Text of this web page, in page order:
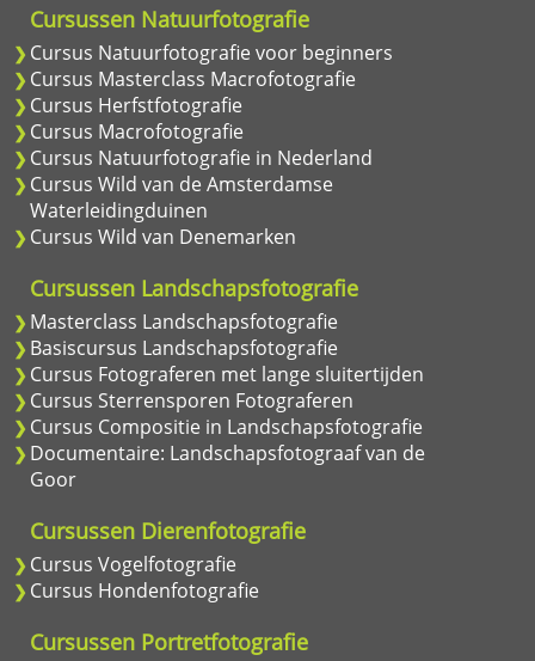
Cursussen Natuurfotografie
Cursus Natuurfotografie voor beginners
Cursus Masterclass Macrofotografie
Cursus Herfstfotografie
Cursus Macrofotografie
Cursus Natuurfotografie in Nederland
Cursus Wild van de Amsterdamse
Waterleidingduinen
Cursus Wild van Denemarken
Cursussen Landschapsfotografie
Masterclass Landschapsfotografie
Basiscursus Landschapsfotografie
Cursus Fotograferen met lange sluitertijden
Cursus Sterrensporen Fotograferen
Cursus Compositie in Landschapsfotografie
Documentaire: Landschapsfotograaf van de
Goor
Cursussen Dierenfotografie
Cursus Vogelfotografie
Cursus Hondenfotografie
Cursussen Portretfotografie